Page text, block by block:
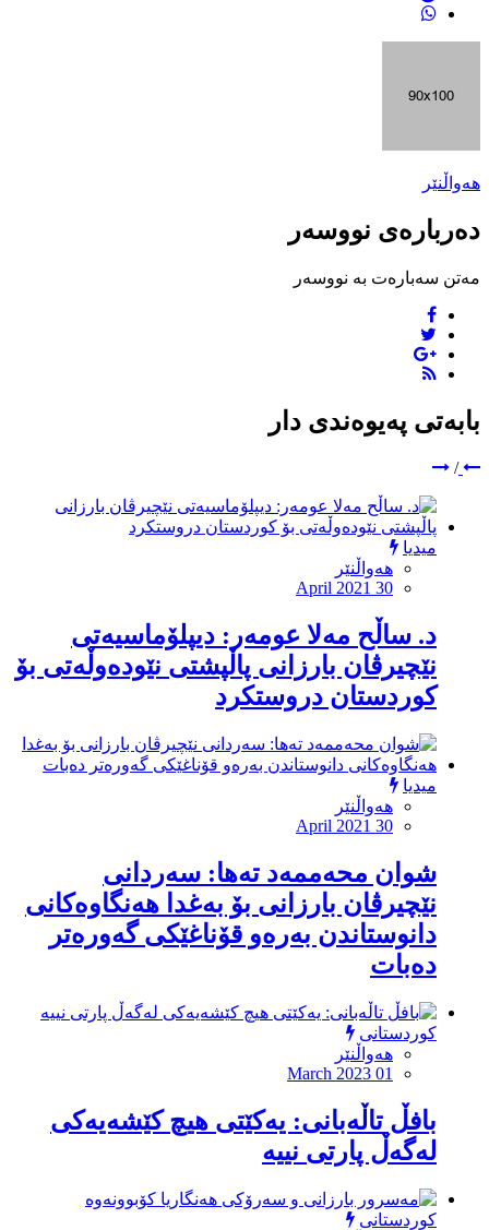
هەواڵنێر
دەربارەی نووسەر
مەتن سەبارەت بە نووسەر
بابەتی پەیوەندی دار
/
میدیا
هەواڵنێر
April 2021 30
د. ساڵح مەلا عومەر: دیپلۆماسیەتى
نێچیرڤان بارزانى پاڵپشتى نێودەوڵەتى بۆ
کوردستان دروستکرد
میدیا
هەواڵنێر
April 2021 30
شوان محەممەد تەها: سەردانى
نێچیرڤان بارزانى بۆ بەغدا هەنگاوەکانى
دانوستاندن بەرەو قۆناغێکى گەورەتر
دەبات
کوردستانی
هەواڵنێر
March 2023 01
بافڵ تاڵەبانى: یەکێتى هیچ کێشەیەکى
لەگەڵ پارتى نییە
کوردستانی